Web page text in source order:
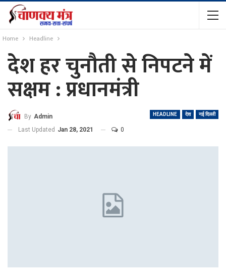
Home Headline
देश हर चुनौती से निपटने में
सक्षम : प्रधानमंत्री
HEADLINE देश नई दिल्ली
By Admin
Last Updated Jan 28, 2021 0